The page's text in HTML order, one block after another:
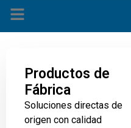
Productos de
Fábrica
Soluciones directas de
origen con calidad